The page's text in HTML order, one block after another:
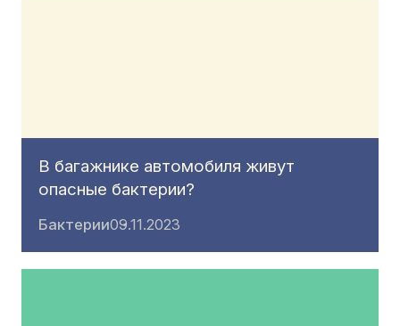
В багажнике автомобиля живут
опасные бактерии?
Бактерии09.11.2023